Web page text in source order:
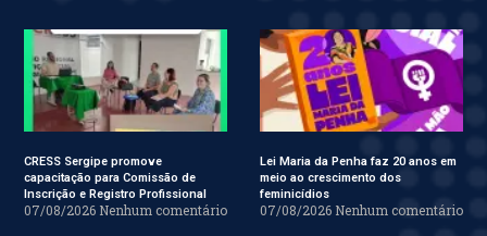
CRESS Sergipe promove
capacitação para Comissão de
Inscrição e Registro Profissional
07/08/2026 Nenhum comentário
Lei Maria da Penha faz 20 anos em
meio ao crescimento dos
feminicídios
07/08/2026 Nenhum comentário